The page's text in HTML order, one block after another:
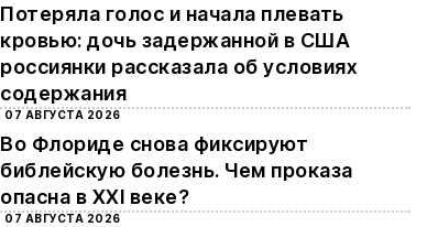
Потеряла голос и начала плевать
кровью: дочь задержанной в США
россиянки рассказала об условиях
содержания
07 АВГУСТА 2026
Во Флориде снова фиксируют
библейскую болезнь. Чем проказа
опасна в XXI веке?
07 АВГУСТА 2026